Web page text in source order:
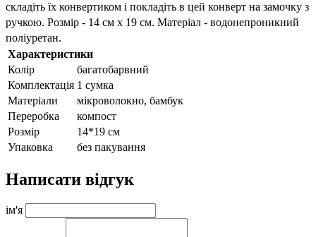
складіть їх конвертиком і покладіть в цей конверт на замочку з
ручкою. Розмір - 14 см х 19 см. Матеріал - водонепроникний
поліуретан.
Характеристики
Колір
багатобарвний
Комплектація 1 сумка
Матеріали
мікроволокно, бамбук
Переробка
компост
Розмір
14*19 см
Упаковка
без пакування
Написати відгук
ім'я